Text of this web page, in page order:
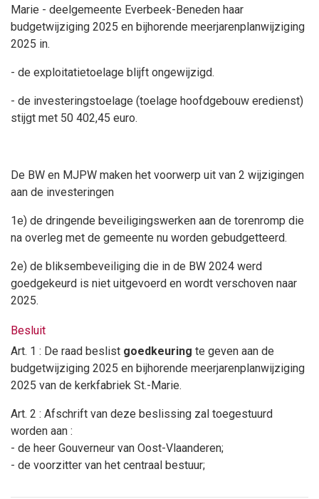
Marie - deelgemeente Everbeek-Beneden haar
budgetwijziging 2025 en bijhorende meerjarenplanwijziging
2025 in.
- de exploitatietoelage blijft ongewijzigd.
- de investeringstoelage (toelage hoofdgebouw eredienst)
stijgt met 50 402,45 euro.
De BW en MJPW maken het voorwerp uit van 2 wijzigingen
aan de investeringen
1e) de dringende beveiligingswerken aan de torenromp die
na overleg met de gemeente nu worden gebudgetteerd.
2e) de bliksembeveiliging die in de BW 2024 werd
goedgekeurd is niet uitgevoerd en wordt verschoven naar
2025.
Besluit
Art. 1 : De raad beslist goedkeuring te geven aan de
budgetwijziging 2025 en bijhorende meerjarenplanwijziging
2025 van de kerkfabriek St.-Marie.
Art. 2 : Afschrift van deze beslissing zal toegestuurd
worden aan :
- de heer Gouverneur van Oost-Vlaanderen;
- de voorzitter van het centraal bestuur;